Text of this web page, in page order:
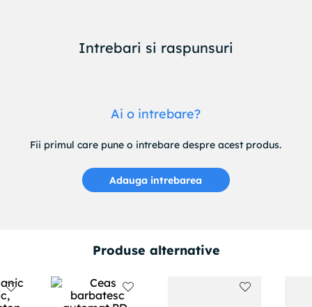
Intrebari si raspunsuri
Ai o intrebare?
Fii primul care pune o intrebare despre acest produs.
Adauga intrebarea
Produse alternative